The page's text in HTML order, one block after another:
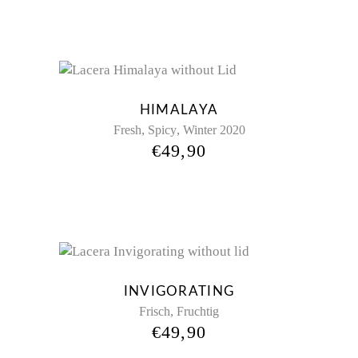
HIMALAYA
Fresh, Spicy, Winter 2020
€49,90
INVIGORATING
Frisch, Fruchtig
€49,90